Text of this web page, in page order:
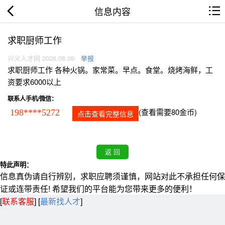
信息内容
求职厨师工作
兴义人才网 2026.08.09 举报
求职厨师工作 各种火锅。家常菜。早点。食堂。烧烤海鲜，工
资要求6000以上
联系人手机/微信：
198****5272 点击查看完整信息 (查看需要80金币)
特此声明：
信息真伪请自行辨别，求职应聘须谨慎，网站对此不承担任何保
证或连带责任! 希望我们的平台能为您带来更多的便利！
[联系客服] [最新找人才]